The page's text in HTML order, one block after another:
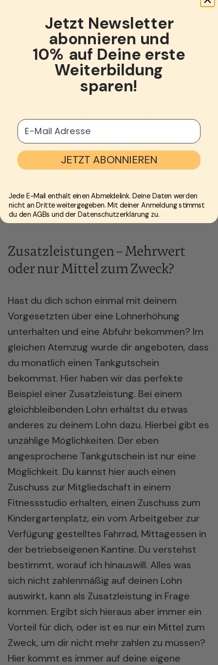
Ingenieuren gleich. Diesen Ansatz empfinde
ich selbst als eine gute Grundlage, allerdings
ist diese noch nicht ganz ausgereift. Eine
Grundlage zur Diskussion wurde hier dennoch
geschaffen.
flächendeckenden Tarifverträgen in der
Pflege muss uns allen bewusst sein, dass es
dabei auch zu Tarifstreiken kommen kann.
Dieses sehr bekannte Mittel, um auf
gerade im Berufszweig der Pflege als äußerst
wirksam.
Zusatzleistungen – Mehrwert
oder nur Mittel zum Zweck?
Hast du dich schon einmal mit deinem
Vorgesetzten über eine Lohnerhöhung
unterhalten und eine Abfuhr bekommen? Im
gleichen Atemzug wurde dir angeboten, dass
du monatlich einen Tankgutschein
bekommst. Hier haben wir das perfekte
Beispiel einer Zusatzleistung. Bei einem
gleichbleibenden Lohn erhältst du etwas
anderes zu deinem Lohn dazu. Hierbei gibt es
unzählige Möglichkeiten. Der eben
angesprochene Tankgutschein ist nur eine
Möglichkeit. Du kannst hier auch einen
Zuschuss zur Mitgliedschaft in einem
Fitnessstudio erhalten, einen Zuschuss zum
Kindergartenplatz, ein vom Arbeitgeber zur
Verfügung gestelltes Fahrrad, Mittagessen in
der betriebseigenen Kantine. Du verstehst
bestimmt, worauf ich hinauswill. Alles was
sich nicht zahlenmäßig auf deinen Lohn
auswirkt, kann als Zusatzleistung in Frage
kommen. Ergibt sich hieraus aber immer ein
Vorteil für dich, oder ist es nur ein Mittel zum
Zweck, um dir nicht mehr zahlen zu müssen?
Hier kommt es immer auf deine eigene
Jetzt Newsletter
abonnieren und
10% auf Deine erste
Weiterbildung
sparen!
E-Mail Adresse
JETZT ABONNIEREN
Jede E-Mail enthält einen Abmeldelink. Deine Daten werden
nicht an Dritte weitergegeben. Mit deiner Anmeldung stimmst
du den AGBs und der Datenschutzerklärung zu.